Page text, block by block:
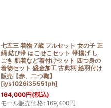
七五三 着物 7歳 フルセット 女の子 正
絹 結び帯 はこせこセット 帯揚げ し
ごき 肌着など着付けセット 四つ身の
着物セット 盛金加工 古典柄 絵羽付け
販売【赤、二つ鞠】
[iys1026i35551ph]
164,000円(税込)
モール販売価格: 169,400円